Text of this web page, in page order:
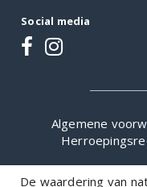
Social media
Algemene
De waardering van